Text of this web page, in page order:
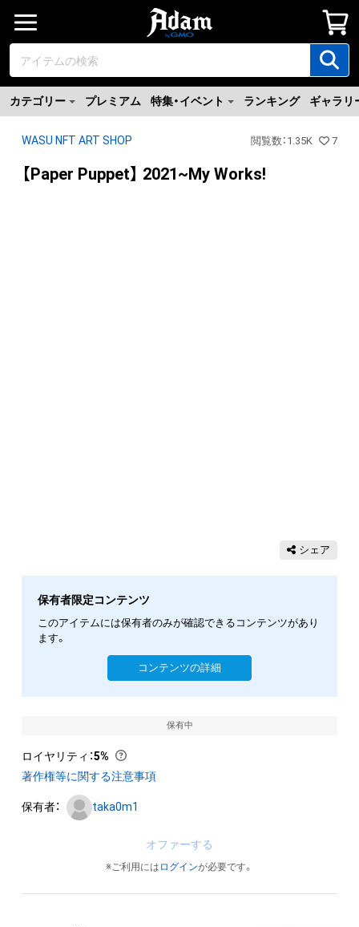
カテゴリー プレミアム 特集・イベント ランキング ギャラリ
WASU NFT ART SHOP 閲覧数 ： 1.35K 7
【Paper Puppet】 2021~My Works!
シェア
保有者限定コンテンツ
このアイテムには保有者のみが確認できるコンテンツがあり
ます。
コンテンツの詳細
保有中
ロイヤリティ ：5%
著作権等に関する注意事項
保有者： taka0m1
オファーする
※ご利用には ログインが必要です。